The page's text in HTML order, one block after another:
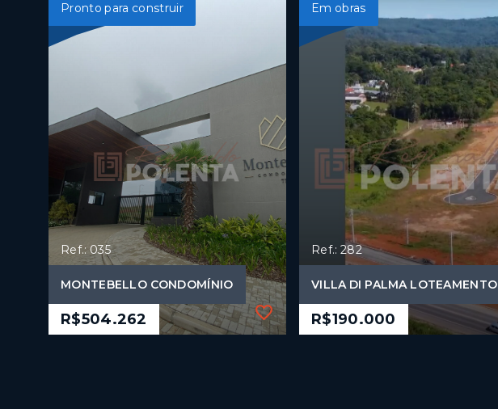
Pronto para construir
Ref.: 035
MONTEBELLO CONDOMÍNIO
R$504.262
Em obras
Ref.: 282
VILLA DI PALMA LOTEAMENTO
R$190.000